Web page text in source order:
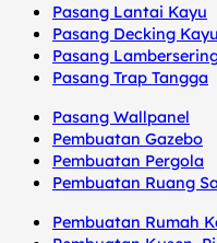
Pasang Lantai Kayu
Pasang Decking Kayu
Pasang
Pasang Trap Tangga
Pasang Wallpanel
Pembuatan Gazebo
Pembuatan Pergola
Pembuatan Ruang
Pembuatan Rumah